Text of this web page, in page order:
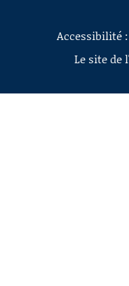
Accessibilité
Le site de